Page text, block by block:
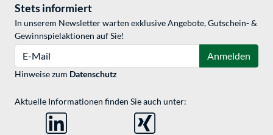
Stets informiert
In unserem Newsletter warten exklusive Angebote, Gutschein- &
Gewinnspielaktionen auf Sie!
Anmelden
Hinweise zum Datenschutz
Aktuelle Informationen finden Sie auch unter: